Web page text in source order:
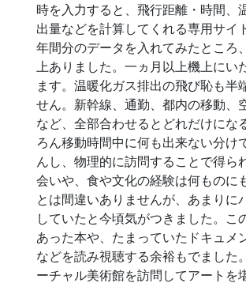
時を入力すると、飛行距離・時間、
出量などを計算してくれる専用サイ
年間分のデータを入れてみたところ
上ありました。一ヵ月以上機上にい
ます。温暖化ガス排出の飛び恥も半
せん。新幹線、通勤、都内の移動、
など、全部合わせるとどれだけにな
ろん移動時間中に何も出来ない分け
んし、物理的に訪問することで得ら
会いや、食や文化の経験は何ものに
とは間違いありませんが、あまりに
していたと今頃気がつきました。こ
あった本や、たまっていたドキュメ
などを読み視聴する余裕もでました
ーチャル美術館を訪問してアートを